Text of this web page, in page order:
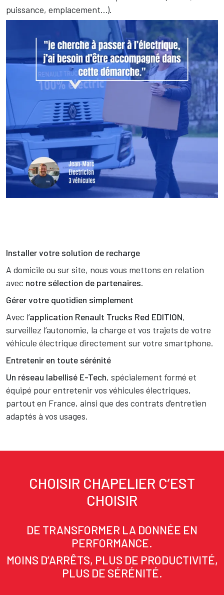
puissance, emplacement…).
Texte
Installer votre solution de recharge
A domicile ou sur site, nous vous mettons en relation
avec notre sélection de partenaires.
Gérer votre quotidien simplement
Avec l’application Renault Trucks Red EDITION,
surveillez l’autonomie, la charge et vos trajets de votre
véhicule électrique directement sur votre smartphone.
Entretenir en toute sérénité
Un réseau labellisé E-Tech, spécialement formé et
équipé pour entretenir vos véhicules électriques,
partout en France, ainsi que des contrats d’entretien
adaptés à vos usages.
CHOISIR CHAPELIER C’EST
CHOISIR
DE TRANSFORMER LA DONNÉE EN
PERFORMANCE.
MOINS D’ARRÊTS, PLUS DE PRODUCTIVITÉ,
PLUS DE SÉRÉNITÉ.